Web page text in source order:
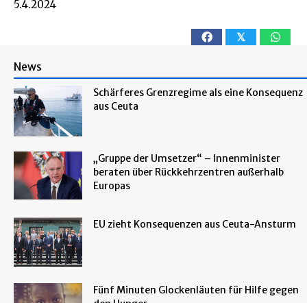
5.4.2024
𝕏
News
Schärferes Grenzregime als eine Konsequenz
aus Ceuta
„Gruppe der Umsetzer“ – Innenminister
beraten über Rückkehrzentren außerhalb
Europas
EU zieht Konsequenzen aus Ceuta-Ansturm
Fünf Minuten Glockenläuten für Hilfe gegen